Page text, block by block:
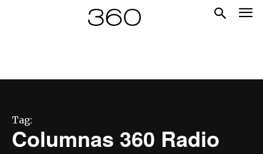
Tag:
Columnas 360 Radio